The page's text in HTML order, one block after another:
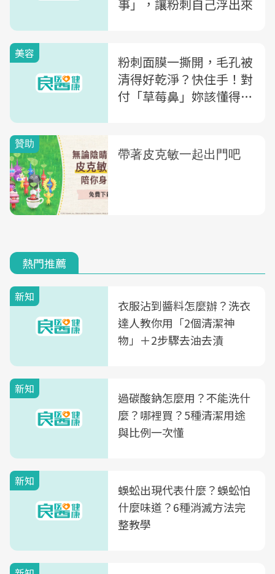
事」，讓粉刺自己浮出來
美容
粉刺面膜一撕開，毛孔被
清得好乾淨？快住手！對
付「草莓鼻」妳該懂得兩
熱門推薦
新知
衣服沾到醬料怎麼辦？洗衣
達人教你用「2個清潔神
物」＋2步驟去油去漬
新知
過碳酸鈉怎麼用？不能洗什
麼？哪裡買？5種清潔用途
與比例一次懂
新知
蜈蚣出現代表什麼？蜈蚣怕
什麼味道？6種消滅方法完
整教學